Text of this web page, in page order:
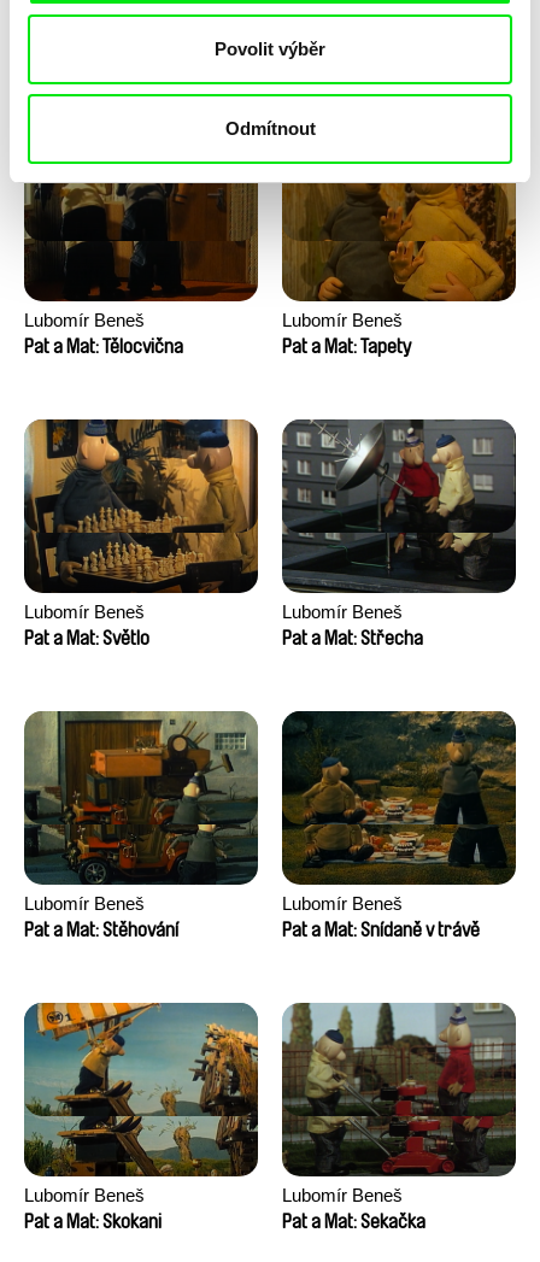
Povolit výběr
Odmítnout
Pat a Mat: Velké praní
Lubomír Beneš
Pat a Mat: Tělocvična
Lubomír Beneš
Pat a Mat: Tapety
Lubomír Beneš
Pat a Mat: Světlo
Lubomír Beneš
Pat a Mat: Střecha
Lubomír Beneš
Pat a Mat: Stěhování
Lubomír Beneš
Pat a Mat: Snídaně v trávě
Lubomír Beneš
Pat a Mat: Skokani
Lubomír Beneš
Pat a Mat: Sekačka